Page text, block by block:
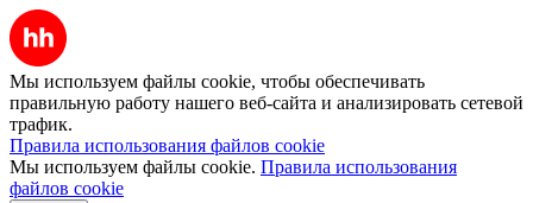
Мы используем файлы cookie, чтобы обеспечивать
правильную работу нашего веб-сайта и анализировать сетевой
трафик.
Правила использования файлов cookie
Мы используем файлы cookie. Правила использования
файлов cookie